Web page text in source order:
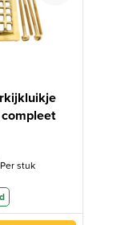
Per stuk